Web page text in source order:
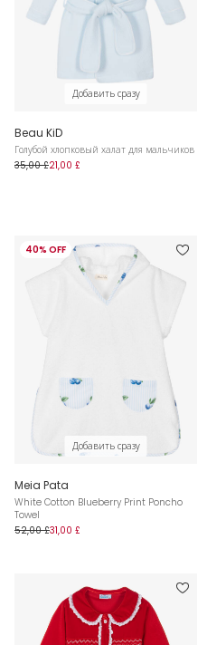
Добавить сразу
Beau KiD
Голубой хлопковый халат для мальчиков
35,00 £21,00 £
40% OFF
Добавить сразу
Meia Pata
White Cotton Blueberry Print Poncho
Towel
52,00 £31,00 £